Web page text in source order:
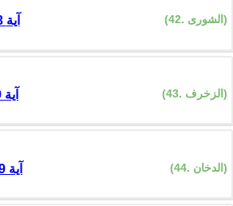
(42. الشورى) 53 آية
(43. الزخرف) 89 آية
(44. الدخان) 59 آية